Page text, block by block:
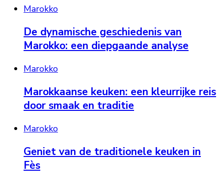
Marokko
De dynamische geschiedenis van
Marokko: een diepgaande analyse
Marokko
Marokkaanse keuken: een kleurrijke reis
door smaak en traditie
Marokko
Geniet van de traditionele keuken in
Fès